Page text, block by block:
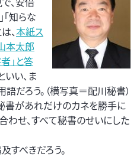
知らな
、本紙ス
本太郎
」と答
いい、ま
だろう。（横写真＝配川秘書）
書があれだけのカネを勝手に
わせ、すべて秘書のせいにした
すべきだろう。